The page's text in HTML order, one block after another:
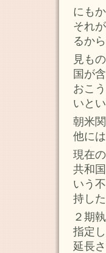
にも
それ
るか
見も
国が
おこ
いと
朝米
他に
現在
共和
いう
持した
２期
指定
延長さ